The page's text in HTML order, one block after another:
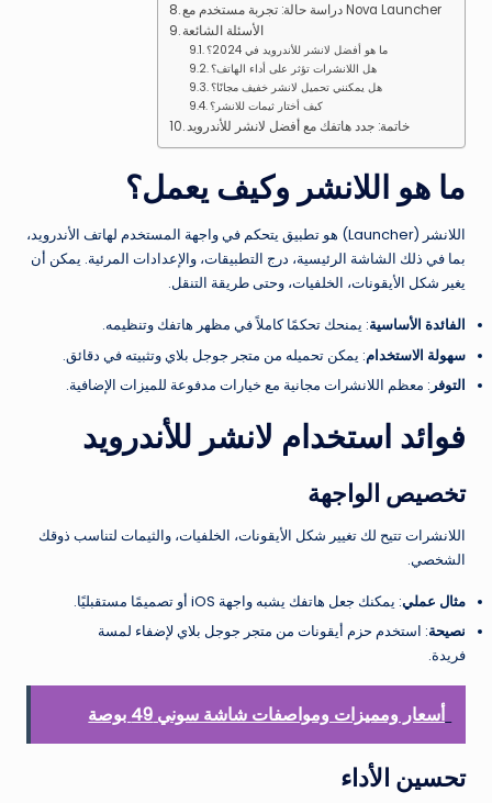
دراسة حالة: تجربة مستخدم مع Nova Launcher
الأسئلة الشائعة
ما هو أفضل لانشر للأندرويد في 2024؟
هل اللانشرات تؤثر على أداء الهاتف؟
هل يمكنني تحميل لانشر خفيف مجانًا؟
كيف أختار ثيمات للانشر؟
خاتمة: جدد هاتفك مع أفضل لانشر للأندرويد
ما هو اللانشر وكيف يعمل؟
اللانشر (Launcher) هو تطبيق يتحكم في واجهة المستخدم لهاتف الأندرويد،
بما في ذلك الشاشة الرئيسية، درج التطبيقات، والإعدادات المرئية. يمكن أن
يغير شكل الأيقونات، الخلفيات، وحتى طريقة التنقل.
الفائدة الأساسية: يمنحك تحكمًا كاملاً في مظهر هاتفك وتنظيمه.
سهولة الاستخدام: يمكن تحميله من متجر جوجل بلاي وتثبيته في دقائق.
التوفر : معظم اللانشرات مجانية مع خيارات مدفوعة للميزات الإضافية.
فوائد استخدام لانشر للأندرويد
تخصيص الواجهة
اللانشرات تتيح لك تغيير شكل الأيقونات، الخلفيات، والثيمات لتناسب ذوقك
الشخصي.
مثال عملي: يمكنك جعل هاتفك يشبه واجهة iOS أو تصميمًا مستقبليًا.
نصيحة: استخدم حزم أيقونات من متجر جوجل بلاي لإضفاء لمسة
فريدة.
أسعار ومميزات ومواصفات شاشة سوني 49 بوصة
تحسين الأداء